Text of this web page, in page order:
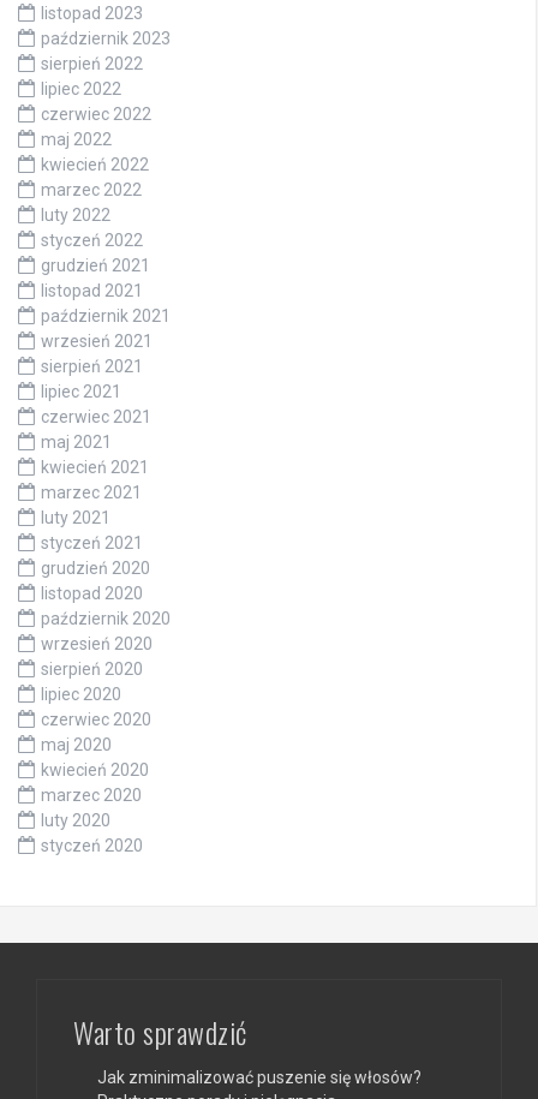
listopad 2023
październik 2023
sierpień 2022
lipiec 2022
czerwiec 2022
maj 2022
kwiecień 2022
marzec 2022
luty 2022
styczeń 2022
grudzień 2021
listopad 2021
październik 2021
wrzesień 2021
sierpień 2021
lipiec 2021
czerwiec 2021
maj 2021
kwiecień 2021
marzec 2021
luty 2021
styczeń 2021
grudzień 2020
listopad 2020
październik 2020
wrzesień 2020
sierpień 2020
lipiec 2020
czerwiec 2020
maj 2020
kwiecień 2020
marzec 2020
luty 2020
styczeń 2020
Warto sprawdzić
Jak zminimalizować puszenie się włosów?